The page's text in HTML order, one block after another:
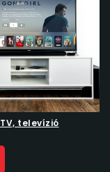
TV, televízió